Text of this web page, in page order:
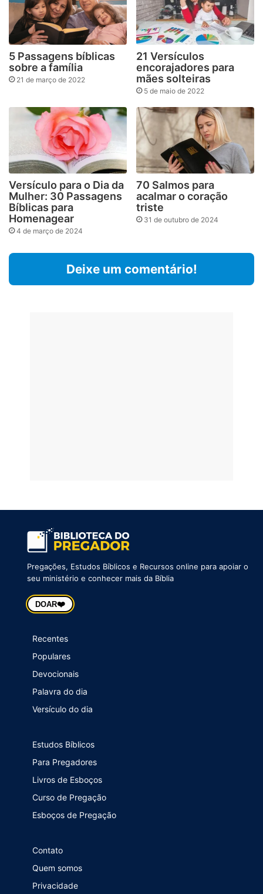
5 Passagens bíblicas
sobre a família
21 de março de 2022
21 Versículos
encorajadores para
mães solteiras
5 de maio de 2022
Versículo para o Dia da
Mulher: 30 Passagens
Bíblicas para
Homenagear
4 de março de 2024
70 Salmos para
acalmar o coração
triste
31 de outubro de 2024
Deixe um comentário!
Pregações, Estudos Bíblicos e Recursos online para apoiar o
seu ministério e conhecer mais da Bíblia
DOAR❤️
Recentes
Populares
Devocionais
Palavra do dia
Versículo do dia
Estudos Bíblicos
Para Pregadores
Livros de Esboços
Curso de Pregação
Esboços de Pregação
Contato
Quem somos
Privacidade